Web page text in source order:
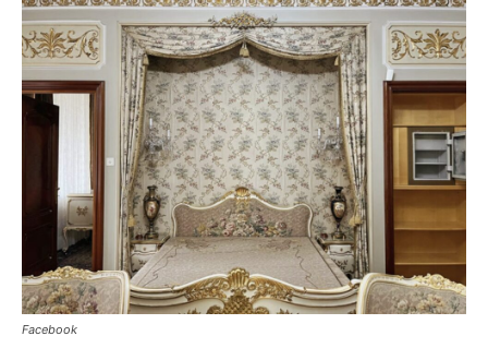
Facebook